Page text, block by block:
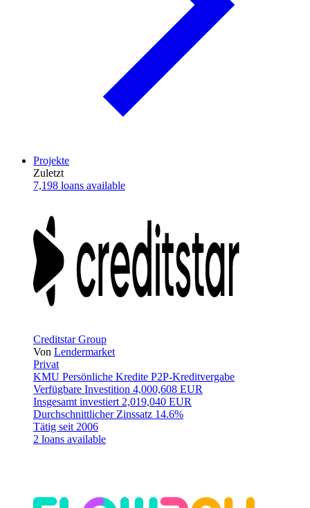
Projekte
Zuletzt
7,198 loans available
Creditstar Group
Von Lendermarket
Privat
KMU Persönliche Kredite P2P-Kreditvergabe
Verfügbare Investition 4,000,608 EUR
Insgesamt investiert 2,019,040 EUR
Durchschnittlicher Zinssatz 14.6%
Tätig seit 2006
2 loans available